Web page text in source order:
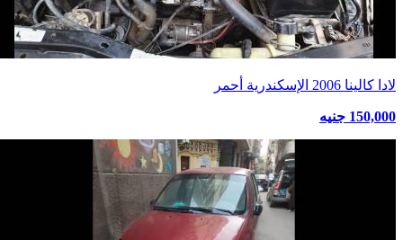
لادا كالينا 2006 الإسكندرية أحمر
150,000 جنيه